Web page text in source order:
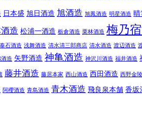
日本盛 旭日酒造 旭酒造 旭鳳酒造 明星酒造 晴
造 松浦一酒造 栃倉酒造 栗林酒造 梅乃
泰石酒造 浅舞酒造 清水清三郎商店 清水酒造 渡辺酒造
造 矢野酒造 神亀酒造 神沢川酒造 福井酒造
藤井酒造 藤居本家 西山酒造 西田酒造 西野金陵
阿櫻酒造 青島酒造 青木酒造 飛良泉本舗 香坂